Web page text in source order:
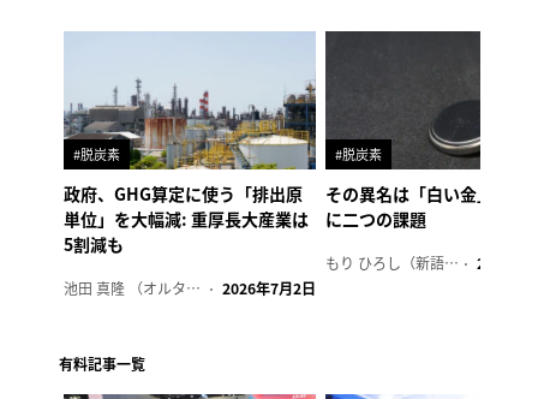
#脱炭素
政府、GHG算定に使う「排出原
単位」を大幅減: 重厚長大産業は
5割減も
池田 真隆 （オルタナ輪番編集長） 2026年7月2日
#脱炭素
その異名は「白い金」、リ
に二つの課題
もり ひろし（新語ウォッチャー） 2023年7
有料記事一覧